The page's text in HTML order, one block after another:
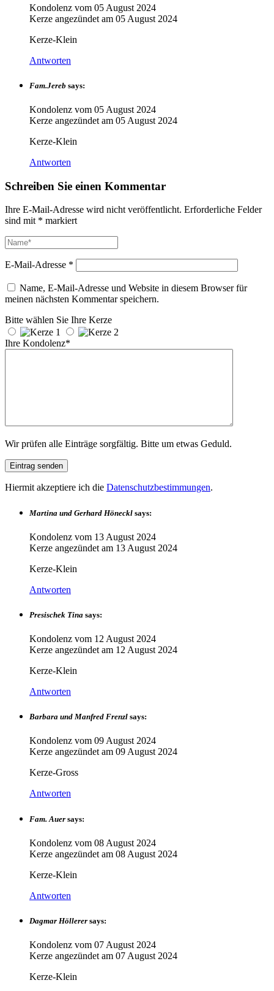
Kondolenz vom 05 August 2024
Kerze angezündet am 05 August 2024
Kerze-Klein
Antworten
Fam.Jereb says:
Kondolenz vom 05 August 2024
Kerze angezündet am 05 August 2024
Kerze-Klein
Antworten
Schreiben Sie einen Kommentar
Ihre E-Mail-Adresse wird nicht veröffentlicht. Erforderliche Felder
sind mit * markiert
E-Mail-Adresse *
Name, E-Mail-Adresse und Website in diesem Browser für
meinen nächsten Kommentar speichern.
Bitte wählen Sie Ihre Kerze
Ihre Kondolenz*
Wir prüfen alle Einträge sorgfältig. Bitte um etwas Geduld.
Hiermit akzeptiere ich die Datenschutzbestimmungen.
Martina und Gerhard Höneckl says:
Kondolenz vom 13 August 2024
Kerze angezündet am 13 August 2024
Kerze-Klein
Antworten
Presischek Tina says:
Kondolenz vom 12 August 2024
Kerze angezündet am 12 August 2024
Kerze-Klein
Antworten
Barbara und Manfred Frenzl says:
Kondolenz vom 09 August 2024
Kerze angezündet am 09 August 2024
Kerze-Gross
Antworten
Fam. Auer says:
Kondolenz vom 08 August 2024
Kerze angezündet am 08 August 2024
Kerze-Klein
Antworten
Dagmar Höllerer says:
Kondolenz vom 07 August 2024
Kerze angezündet am 07 August 2024
Kerze-Klein